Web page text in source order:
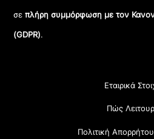
σεπλήρη συμμόρφωση με τον
(GDPR).
Εταιρικά
Πώς
Πολιτική